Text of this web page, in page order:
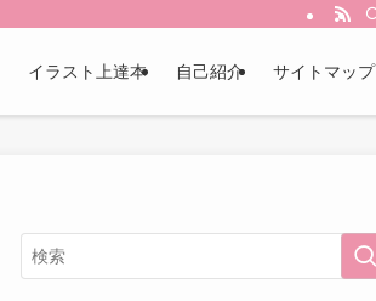
イラスト上達本 自己紹介 サイトマップ